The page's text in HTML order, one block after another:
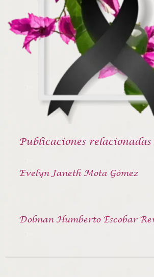
Publicaciones relacionadas
Evelyn Janeth Mota Gómez
Dolman Humberto Escobar